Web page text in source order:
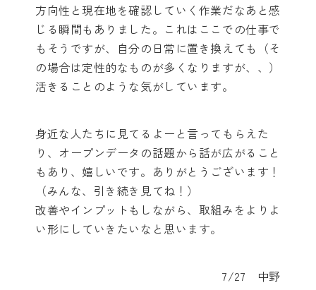
方向性と現在地を確認していく作業だなあと感
じる瞬間もありました。これはここでの仕事で
もそうですが、自分の日常に置き換えても（そ
の場合は定性的なものが多くなりますが、、）
活きることのような気がしています。
身近な人たちに見てるよーと言ってもらえた
り、オープンデータの話題から話が広がること
もあり、嬉しいです。ありがとうございます！
（みんな、引き続き見てね！）
改善やインプットもしながら、取組みをよりよ
い形にしていきたいなと思います。
7/27 中野